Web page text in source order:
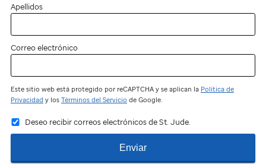
Apellidos
Correo electrónico
Este sitio web está protegido por reCAPTCHA y se aplican la Política de
Privacidad y los Términos del Servicio de Google.
Deseo recibir correos electrónicos de St. Jude.
Enviar